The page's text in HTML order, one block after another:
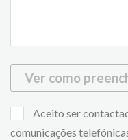
Ver como
Aceito ser
comunicações